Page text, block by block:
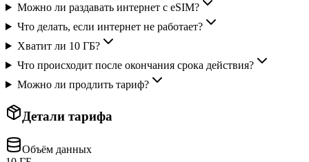
Можно ли раздавать интернет с eSIM?
Что делать, если интернет не работает?
Хватит ли 10 ГБ?
Что происходит после окончания срока действия?
Можно ли продлить тариф?
Детали тарифа
Объём данных